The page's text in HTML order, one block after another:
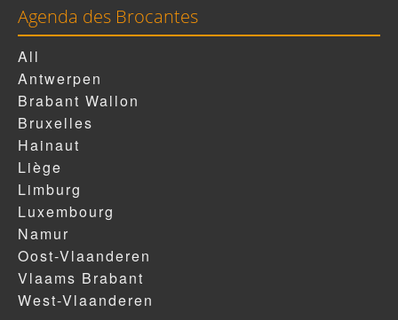
Agenda des Brocantes
All
Antwerpen
Brabant Wallon
Bruxelles
Hainaut
Liège
Limburg
Luxembourg
Namur
Oost-Vlaanderen
Vlaams Brabant
West-Vlaanderen